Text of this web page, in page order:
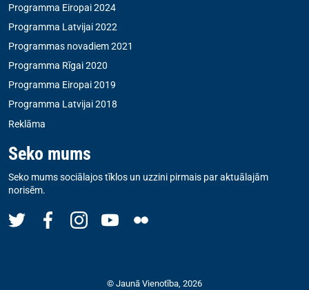
Programma Eiropai 2024
Programma Latvijai 2022
Programmas novadiem 2021
Programma Rīgai 2020
Programma Eiropai 2019
Programma Latvijai 2018
Reklāma
Seko mums
Seko mums sociālajos tīklos un uzzini pirmais par aktuālajām
norisēm.
© Jaunā Vienotība, 2026